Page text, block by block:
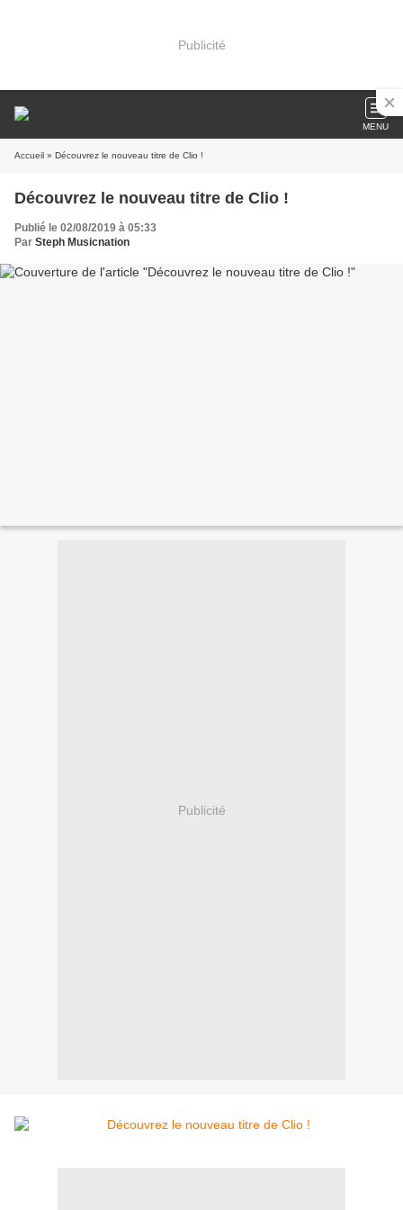
Publicité
MENU
Accueil » Découvrez le nouveau titre de Clio !
Découvrez le nouveau titre de Clio !
Publié le 02/08/2019 à 05:33
Par Steph Musicnation
Publicité